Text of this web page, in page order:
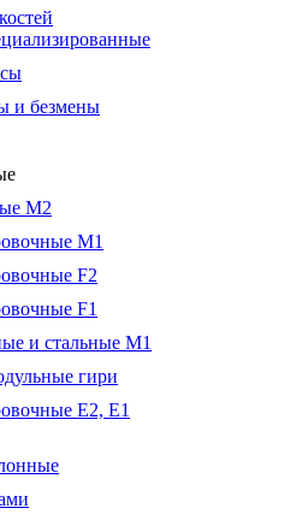
и безмены
М2
М1
F2
F1
и стальные М1
гири
E2, Е1